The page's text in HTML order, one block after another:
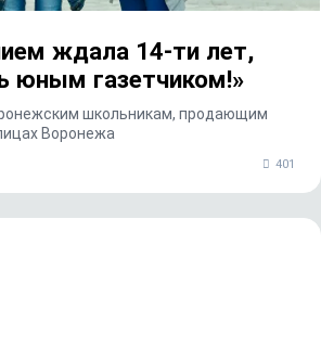
ждала 14-ти лет,
юным газетчиком!»
школьникам, продающим
Воронежа
401